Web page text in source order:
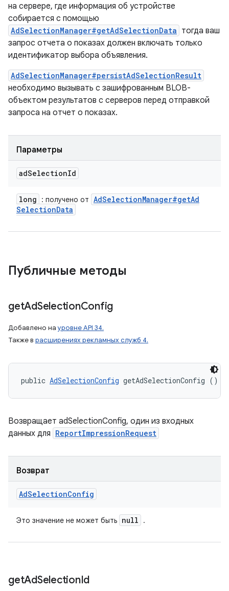
на сервере, где информация об устройстве
собирается с помощью
AdSelectionManager#getAdSelectionData тогда ваш
запрос отчета о показах должен включать только
идентификатор выбора объявления.
AdSelectionManager#persistAdSelectionResult
необходимо вызывать с зашифрованным BLOB-
объектом результатов с серверов перед отправкой
запроса на отчет о показах.
Параметры
adSelectionId
long : получено от AdSelectionManager#getAd
SelectionData
Публичные методы
getAdSelectionConfig
Добавлено науровне API 34.
Также в расширениях рекламных служб 4.
public AdSelectionConfig getAdSelectionConfig ()
Возвращает adSelectionConfig, один из входных
данных для ReportImpressionRequest
Возврат
AdSelectionConfig
Это значение не может быть null .
getAdSelectionId